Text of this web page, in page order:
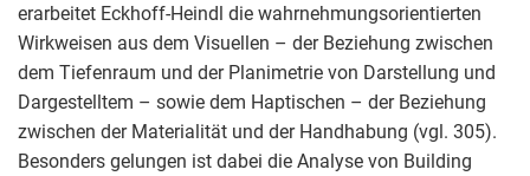
erarbeitet Eckhoff-Heindl die wahrnehmungsorientierten
Wirkweisen aus dem Visuellen – der Beziehung zwischen
dem Tiefenraum und der Planimetrie von Darstellung und
Dargestelltem – sowie dem Haptischen – der Beziehung
zwischen der Materialität und der Handhabung (vgl. 305).
Besonders gelungen ist dabei die Analyse von Building